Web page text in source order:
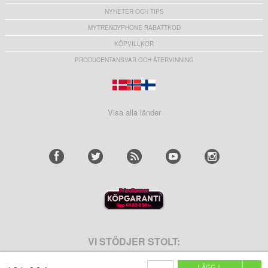
NYHETER OCH TIPS
MYTRENDYPHONE RABATTKOD
KÖPVILLKOR
PRODUCENTANSVAR OCH ÅTERVINNING
Visa alla länder
VI STÖDJER STOLT: